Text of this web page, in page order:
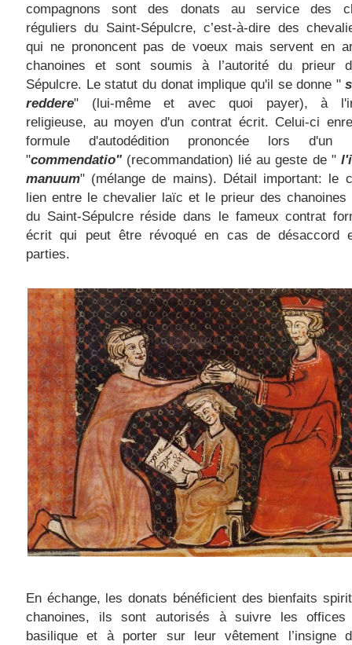
compagnons sont des donats au service des
réguliers du Saint-Sépulcre, c’est-à-dire des
qui ne prononcent pas de voeux mais servent en
chanoines et sont soumis à l’autorité du prieur
Sépulcre. Le statut du donat implique qu'il se donne "
reddere" (lui-même et avec quoi payer), à
religieuse, au moyen d'un contrat écrit. Celui-ci
formule d'autodédition prononcée lors
"commendatio" (recommandation) lié au geste de "
manuum" (mélange de mains). Détail important: le
lien entre le chevalier laïc et le prieur des chanoines
du Saint-Sépulcre réside dans le fameux contrat
écrit qui peut être révoqué en cas de désaccord
parties.
En échange, les donats bénéficient des bienfaits
chanoines, ils sont autorisés à suivre les
basilique et à porter sur leur vêtement l’insigne